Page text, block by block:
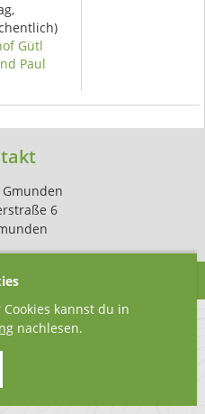
Gütl
Paul
Gmunden
6
kannst du in
nachlesen.